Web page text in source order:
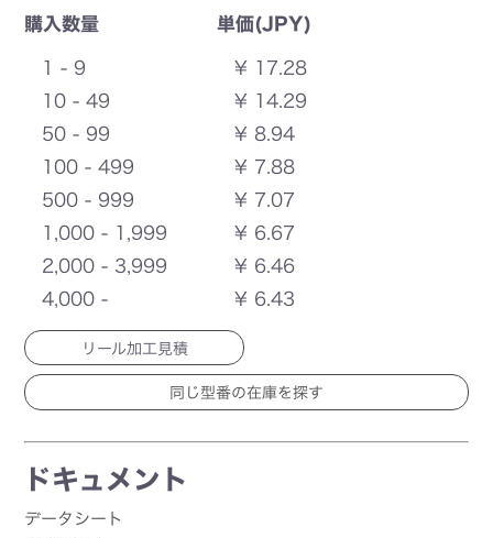
購入数量 単価(JPY)
1 - 9
¥ 17.28
10 - 49
¥ 14.29
50 - 99
¥ 8.94
100 - 499
¥ 7.88
500 - 999
¥ 7.07
1,000 - 1,999
¥ 6.67
2,000 - 3,999
¥ 6.46
4,000 -
¥ 6.43
リール加工見積
ドキュメント
データシート